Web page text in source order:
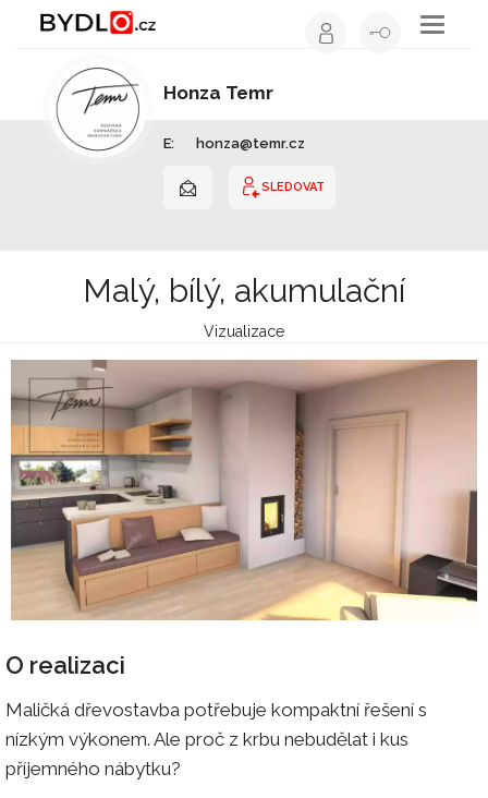
Toggle
Honza Temr
E: honza@temr.cz
SLEDOVAT
Malý, bílý, akumulační
Vizualizace
O realizaci
Maličká dřevostavba potřebuje kompaktní řešení s
nízkým výkonem. Ale proč z krbu nebudělat i kus
příjemného nábytku?